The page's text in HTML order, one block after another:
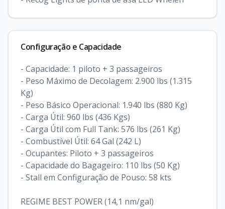
Configuração e Capacidade
- Capacidade: 1 piloto + 3 passageiros
- Peso Máximo de Decolagem: 2.900 lbs (1.315
Kg)
- Peso Básico Operacional: 1.940 lbs (880 Kg)
- Carga Útil: 960 lbs (436 Kgs)
- Carga Útil com Full Tank: 576 lbs (261 Kg)
- Combustível Útil: 64 Gal (242 L)
- Ocupantes: Piloto + 3 passageiros
- Capacidade do Bagageiro: 110 lbs (50 Kg)
- Stall em Configuração de Pouso: 58 kts
REGIME BEST POWER (14,1 nm/gal)